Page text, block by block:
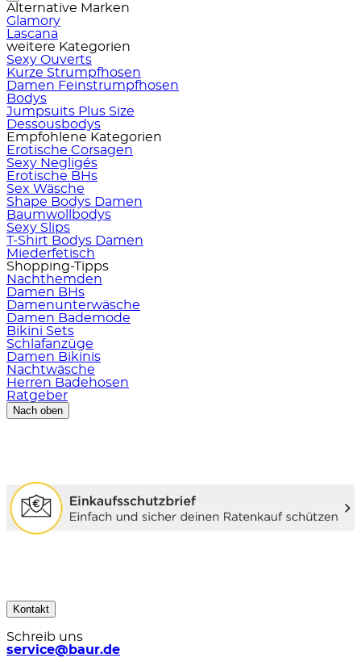
Alternative Marken
Glamory
Lascana
weitere Kategorien
Sexy Ouverts
Kurze Strumpfhosen
Damen Feinstrumpfhosen
Bodys
Jumpsuits Plus Size
Dessousbodys
Empfohlene Kategorien
Erotische Corsagen
Sexy Negligés
Erotische BHs
Sex Wäsche
Shape Bodys Damen
Baumwollbodys
Sexy Slips
T-Shirt Bodys Damen
Miederfetisch
Shopping-Tipps
Nachthemden
Damen BHs
Damenunterwäsche
Damen Bademode
Bikini Sets
Schlafanzüge
Damen Bikinis
Nachtwäsche
Herren Badehosen
Ratgeber
Nach oben
Kontakt
Schreib uns
service@baur.de